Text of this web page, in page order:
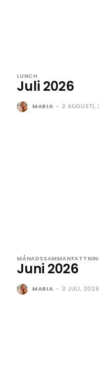
LUNCH
Juli 2026
MARIA - 2 AUGUSTI,
Juni 2026
MARIA - 3 JULI, 2026